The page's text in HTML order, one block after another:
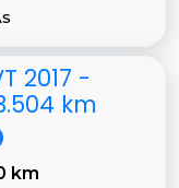
2017 -
km
km